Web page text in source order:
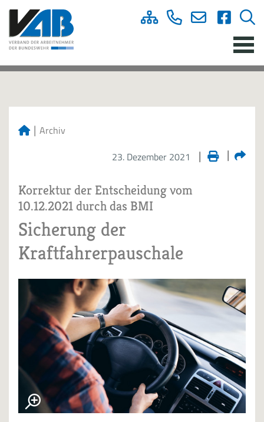
Archiv
23. Dezember 2021
Korrektur der Entscheidung vom
10.12.2021 durch das BMI
Sicherung der
Kraftfahrerpauschale